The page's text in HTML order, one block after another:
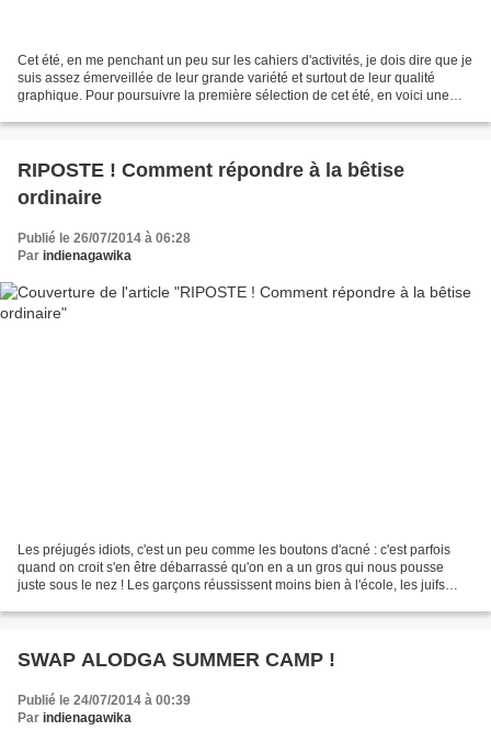
Cet été, en me penchant un peu sur les cahiers d'activités, je dois dire que je
suis assez émerveillée de leur grande variété et surtout de leur qualité
graphique. Pour poursuivre la première sélection de cet été, en voici une
RIPOSTE ! Comment répondre à la bêtise
ordinaire
Publié le 26/07/2014 à 06:28
Par indienagawika
Les préjugés idiots, c'est un peu comme les boutons d'acné : c'est parfois
quand on croit s'en être débarrassé qu'on en a un gros qui nous pousse
juste sous le nez ! Les garçons réussissent moins bien à l'école, les juifs
SWAP ALODGA SUMMER CAMP !
Publié le 24/07/2014 à 00:39
Par indienagawika